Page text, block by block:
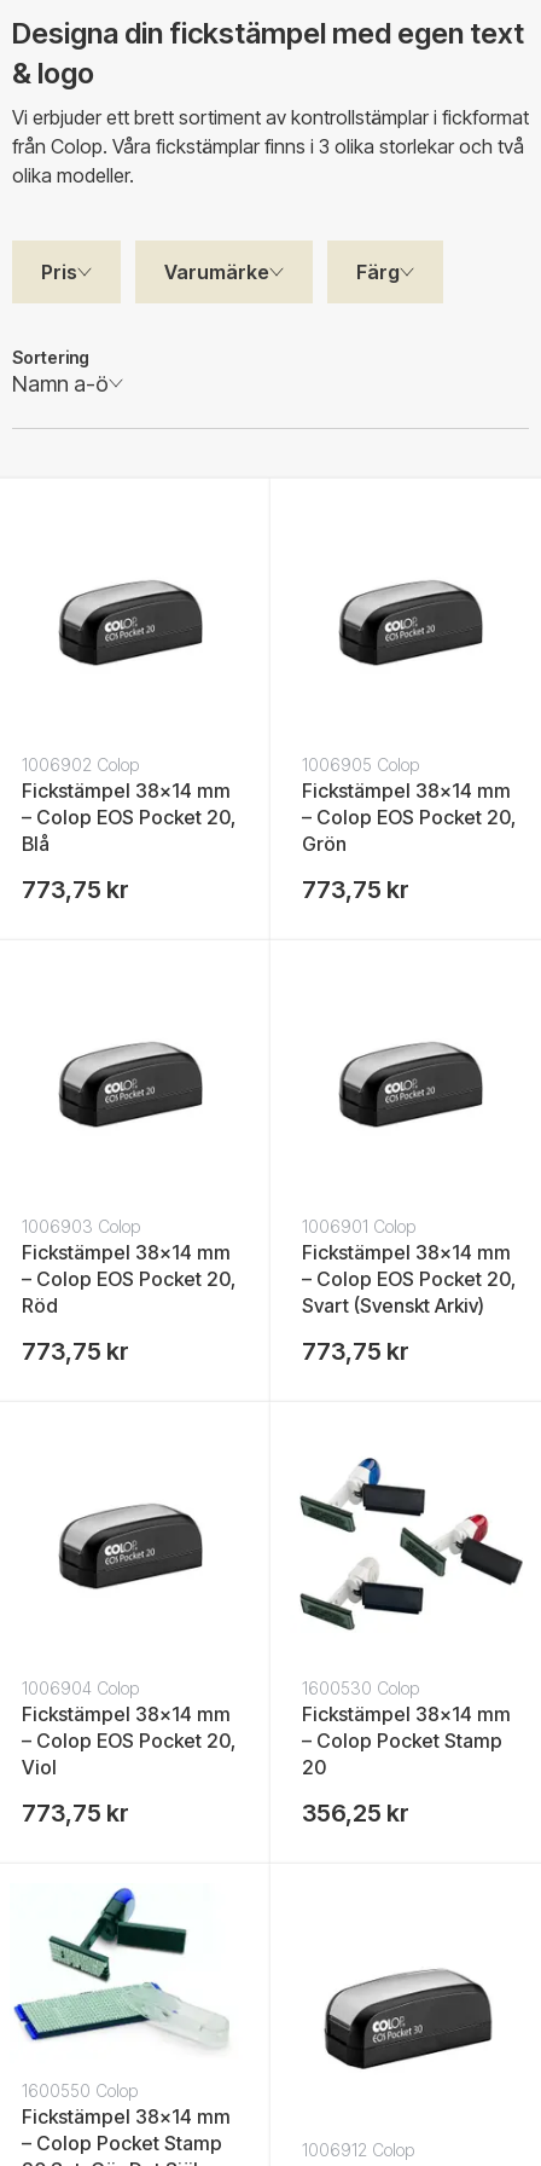
Designa din fickstämpel med egen text
& logo
Vi erbjuder ett brett sortiment av kontrollstämplar i fickformat
från Colop. Våra fickstämplar finns i 3 olika storlekar och två
olika modeller.
Pris Varumärke Färg
Sortering
Namn a-ö
1006902 Colop
Fickstämpel 38x14 mm
– Colop EOS Pocket 20,
Blå
773,75 kr
1006905 Colop
Fickstämpel 38x14 mm
– Colop EOS Pocket 20,
Grön
773,75 kr
1006903 Colop
Fickstämpel 38x14 mm
– Colop EOS Pocket 20,
Röd
773,75 kr
1006901 Colop
Fickstämpel 38x14 mm
– Colop EOS Pocket 20,
Svart (Svenskt Arkiv)
773,75 kr
1006904 Colop
Fickstämpel 38x14 mm
– Colop EOS Pocket 20,
Viol
773,75 kr
1600530 Colop
Fickstämpel 38x14 mm
– Colop Pocket Stamp
20
356,25 kr
1600550 Colop
Fickstämpel 38x14 mm
– Colop Pocket Stamp
1006912 Colop